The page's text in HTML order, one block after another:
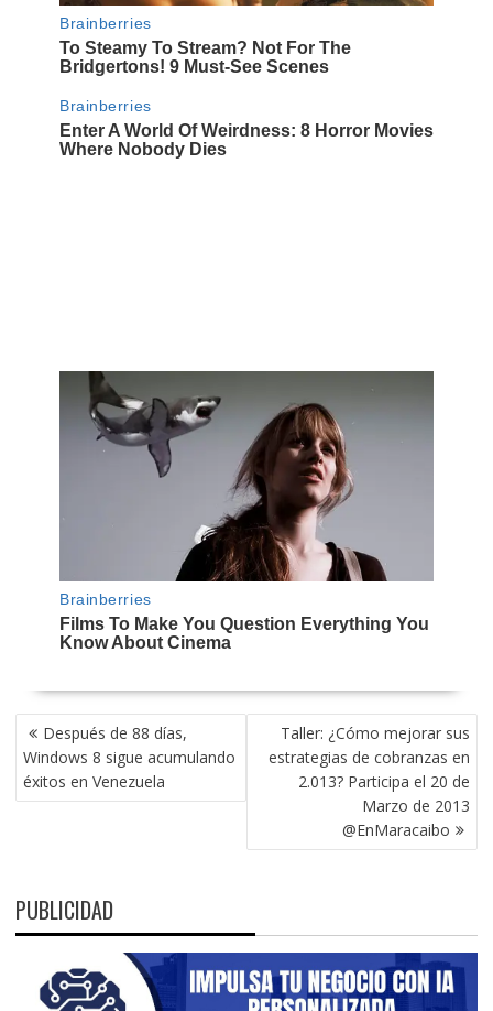
NAVEGACIÓN
DE
ENTRADAS
Después de 88 días,
Windows 8 sigue acumulando
éxitos en Venezuela
Taller: ¿Cómo mejorar sus
estrategias de cobranzas en
2.013? Participa el 20 de
Marzo de 2013
@EnMaracaibo
PUBLICIDAD